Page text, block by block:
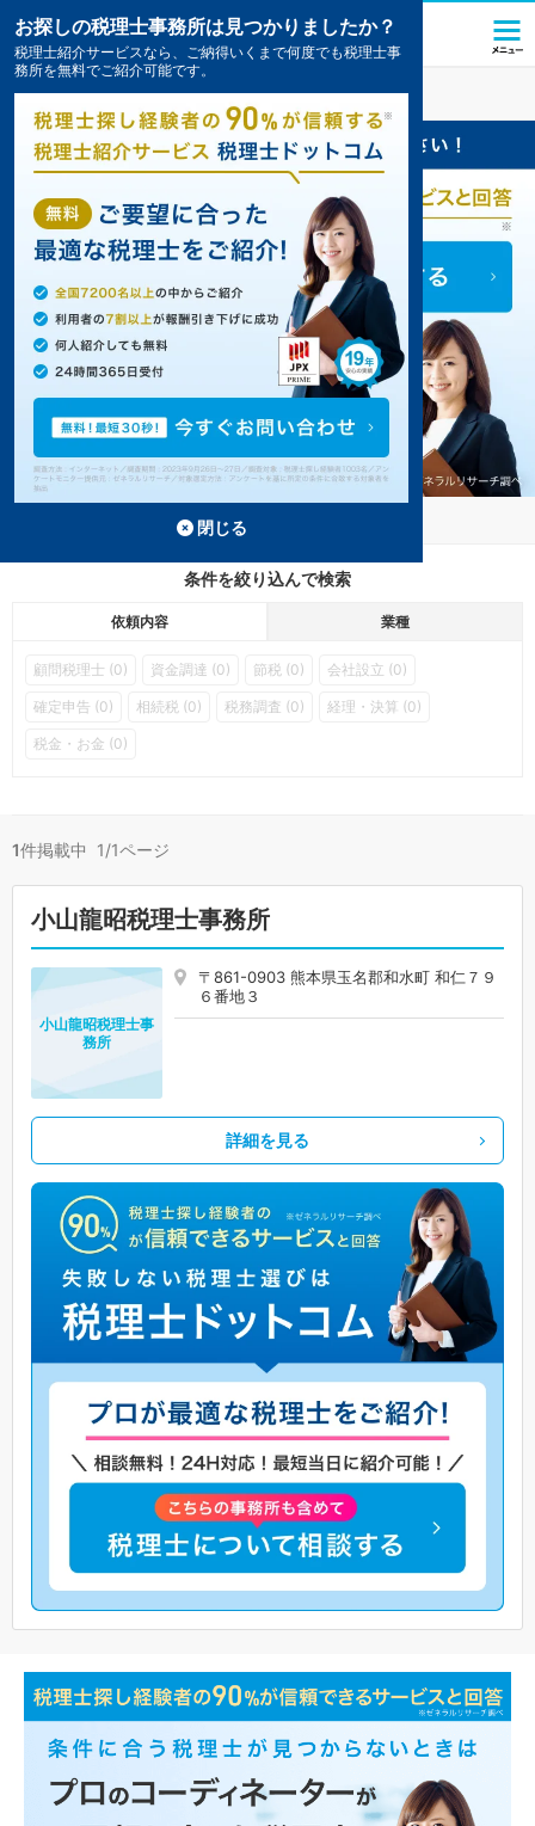
和水の税理士・会計事務所の一覧1件掲載中
和水の事務所が1件見つかりました。
条件を絞り込んで検索
依頼内容 業種
顧問税理士 (0) 資金調達 (0) 節税 (0) 会社設立 (0)
確定申告 (0) 相続税 (0) 税務調査 (0) 経理・決算 (0)
税金・お金 (0)
1件掲載中 1/1ページ
小山龍昭税理士事務所
〒861-0903 熊本県玉名郡和水町 和仁７９
６番地３
小山龍昭税理士事
務所
詳細を見る
お探しの税理士事務所は見つかりましたか？
税理士紹介サービスなら、ご納得いくまで何度でも税理士事
務所を無料でご紹介可能です。
閉じる